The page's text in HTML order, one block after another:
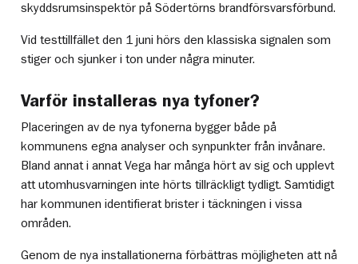
skyddsrumsinspektör på Södertörns brandförsvarsförbund.
Vid testtillfället den 1 juni hörs den klassiska signalen som
stiger och sjunker i ton under några minuter.
Varför installeras nya tyfoner?
Placeringen av de nya tyfonerna bygger både på
kommunens egna analyser och synpunkter från invånare.
Bland annat i annat Vega har många hört av sig och upplevt
att utomhusvarningen inte hörts tillräckligt tydligt. Samtidigt
har kommunen identifierat brister i täckningen i vissa
områden.
Genom de nya installationerna förbättras möjligheten att nå